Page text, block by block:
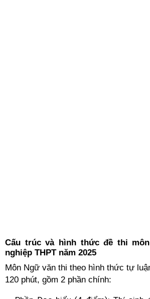
Cấu trúc và hình thức đề thi
nghiệp THPT năm 2025
Môn Ngữ văn thi theo hình thức tự
120 phút, gồm 2 phần chính: